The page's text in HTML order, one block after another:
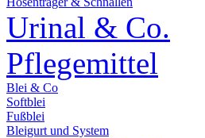
Urinal & Co.
Pflegemittel
Blei & Co
Softblei
Fußblei
Bleigurt und System